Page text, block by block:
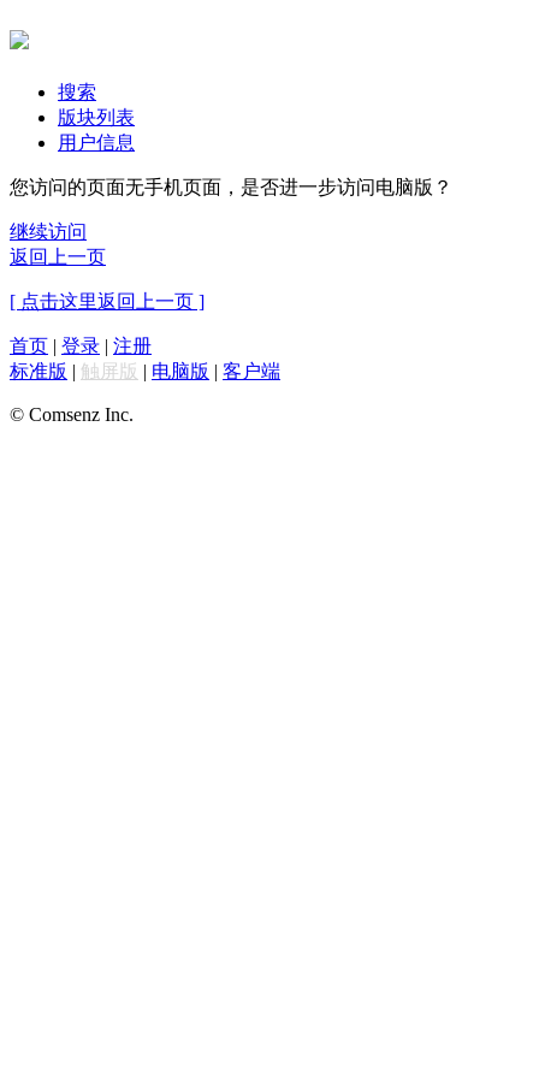
搜索
版块列表
用户信息
您访问的页面无手机页面，是否进一步访问电脑版？
继续访问
返回上一页
[ 点击这里返回上一页 ]
首页 | 登录 | 注册
标准版 | 触屏版 | 电脑版 | 客户端
© Comsenz Inc.